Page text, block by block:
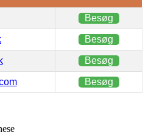
Besøg
Besøg
Besøg
Besøg